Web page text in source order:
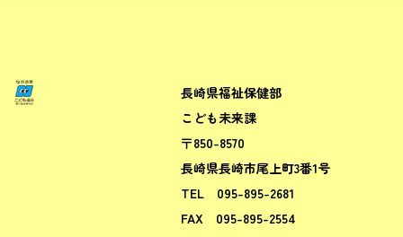
ながさきこども場所ポータルサ
長崎県福祉保健部
こども未来課
〒850-8570
長崎県長崎市尾上町3番1号
TEL 095-895-2681
FAX 095-895-2554